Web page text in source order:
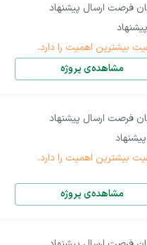
فرصت ارسال پیشنهاد
پیشنهاد
بیشترین اهمیت را دارد.
مشاهده‌ی پروژه
فرصت ارسال پیشنهاد
پیشنهاد
بیشترین اهمیت را دارد.
مشاهده‌ی پروژه